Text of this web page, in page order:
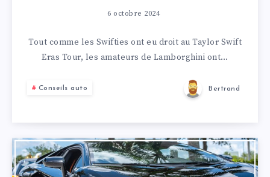
6 octobre 2024
Tout comme les Swifties ont eu droit au Taylor Swift
Eras Tour, les amateurs de Lamborghini ont…
Conseils auto Bertrand